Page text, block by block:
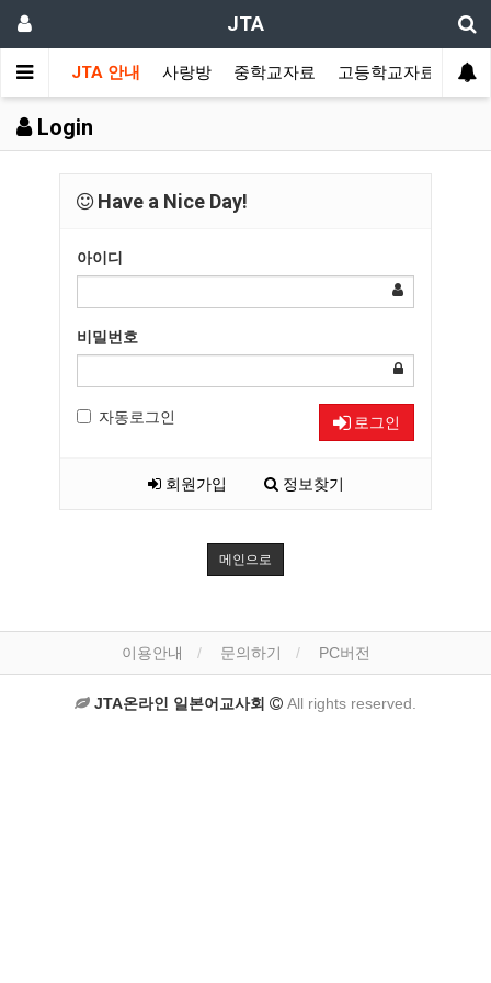
JTA
JTA 안내 사랑방 중학교자료 고등학교자료 멀
Login
Have a Nice Day!
아이디
비밀번호
자동로그인 로그인
회원가입 정보찾기
메인으로
이용안내 문의하기 PC버전
JTA온라인 일본어교사회 All rights reserved.